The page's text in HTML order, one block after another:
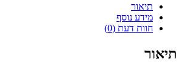
תיאור
מידע נוסף
חוות דעת (0)
תיאור